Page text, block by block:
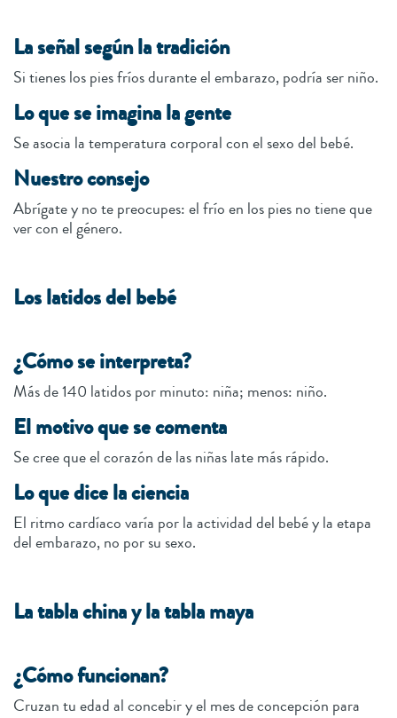
La señal según la tradición
Si tienes los pies fríos durante el embarazo, podría ser niño.
Lo que se imagina la gente
Se asocia la temperatura corporal con el sexo del bebé.
Nuestro consejo
Abrígate y no te preocupes: el frío en los pies no tiene que
ver con el género.
Los latidos del bebé
¿Cómo se interpreta?
Más de 140 latidos por minuto: niña; menos: niño.
El motivo que se comenta
Se cree que el corazón de las niñas late más rápido.
Lo que dice la ciencia
El ritmo cardíaco varía por la actividad del bebé y la etapa
del embarazo, no por su sexo.
La tabla china y la tabla maya
¿Cómo funcionan?
Cruzan tu edad al concebir y el mes de concepción para